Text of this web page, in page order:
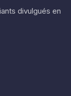
divulgués en